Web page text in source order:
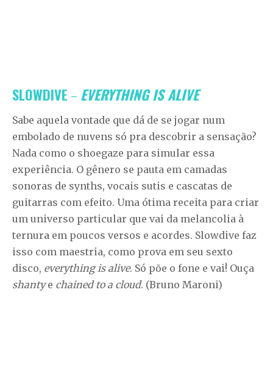
SLOWDIVE – EVERYTHING IS ALIVE
Sabe aquela vontade que dá de se jogar num
embolado de nuvens só pra descobrir a sensação?
Nada como o shoegaze para simular essa
experiência. O gênero se pauta em camadas
sonoras de synths, vocais sutis e cascatas de
guitarras com efeito. Uma ótima receita para criar
um universo particular que vai da melancolia à
ternura em poucos versos e acordes. Slowdive faz
isso com maestria, como prova em seu sexto
disco, everything is alive. Só põe o fone e vai! Ouça
shantye chained to a cloud. (Bruno Maroni)